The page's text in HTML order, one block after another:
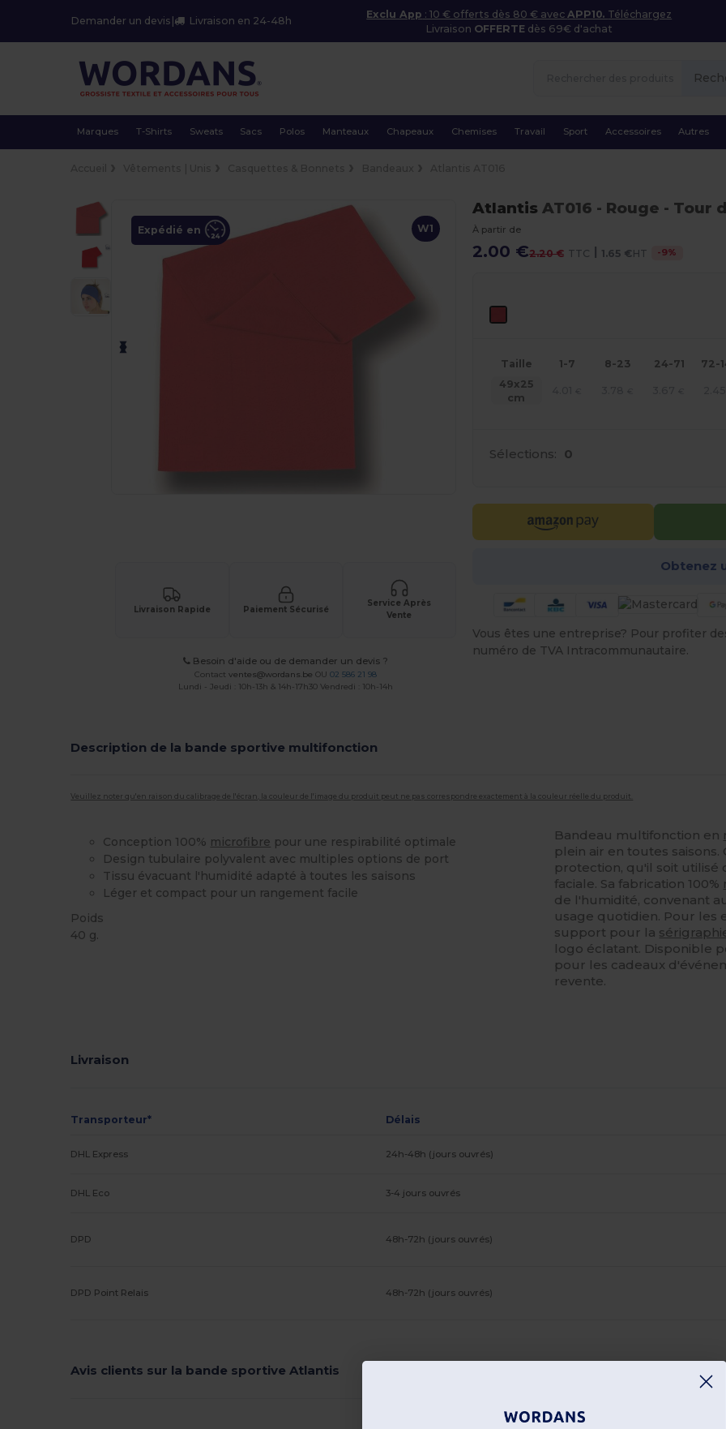
Demander un devis Livraison en 24-48h
Exclu App : 10 € offerts dès 80 € avecAPP10. Téléchargez
Livraison OFFERTE dès 69€ d'achat
Marques T-Shirts Sweats Sacs Polos Manteaux Chapeaux Chemises Travail Sport Accessoires Autres
W1
Expédié en
Livraison Rapide Paiement Sécurisé
Service Après
Vente
Besoin d'aide ou de demander un devis ?
Contactventes@wordans.be OU02 586 21 98
Lundi - Jeudi : 10h-13h & 14h-17h30 Vendredi : 10h-14h
Atlantis AT016 - Rouge - Tour
À partir de
2.00 €2.20 € TTC | 1.65 €HT -9%
Taille 1-7 8-23 24-71 72-
49x25
cm
Sélections: 0
Obtenez
Vous êtes une entreprise? Pour profiter
numéro de TVA Intracommunautaire.
Description de la bande sportive multifonction
Veuillez noter qu'en raison du calibrage de l'écran, la couleur de l'image du produit peut ne pas correspondre exactement à la couleur réelle du produit.
Conception 100% microfibre pour une respirabilité optimale
Design tubulaire polyvalent avec multiples options de port
Tissu évacuant l'humidité adapté à toutes les saisons
Léger et compact pour un rangement facile
Poids
40 g.
Bandeau multifonction en
plein air en toutes
protection, qu'il soit
faciale. Sa fabrication 100%
de l'humidité, convenant
usage quotidien. Pour les
support pour la
logo éclatant. Disponible
pour les cadeaux
revente.
Livraison
Transporteur* Délais
DHL Express 24h-48h (jours ouvrés)
DHL Eco 3-4 jours ouvrés
DPD 48h-72h (jours ouvrés)
DPD Point Relais 48h-72h (jours ouvrés)
Avis clients sur la bande sportive Atlantis